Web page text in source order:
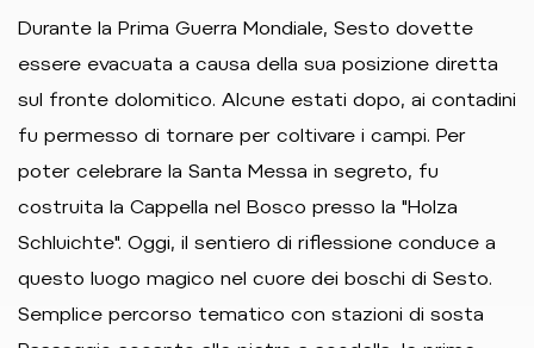
Durante la Prima Guerra Mondiale, Sesto dovette
essere evacuata a causa della sua posizione diretta
sul fronte dolomitico. Alcune estati dopo, ai contadini
fu permesso di tornare per coltivare i campi. Per
poter celebrare la Santa Messa in segreto, fu
costruita la Cappella nel Bosco presso la "Holza
Schluichte". Oggi, il sentiero di riflessione conduce a
questo luogo magico nel cuore dei boschi di Sesto.
Semplice percorso tematico con stazioni di sosta